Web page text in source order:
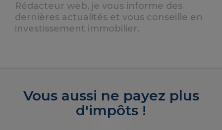
Rédacteur web, je vous informe des
dernières actualités et vous conseille en
investissement immobilier.
Vous aussi ne payez plus
d'impôts !